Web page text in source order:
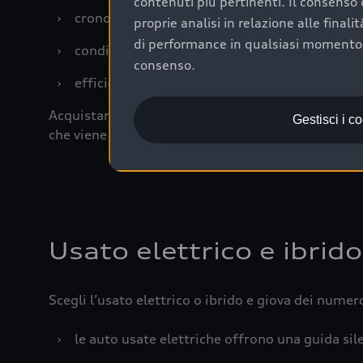
›
cronologia dei tagliandi: una
›
condizioni della carrozzeria e degli interni:
›
efficienza meccanica: motore,
Acquistare un’auto usata in una
che viene sottoposto a 110 controlli
Usato elettrico e
Scegli l’usato elettrico o ibrido e giova dei
› le auto usate elettriche offrono una guida
proprie analisi in relazione alle
di performance in qualsiasi
consenso.
Gestisci i